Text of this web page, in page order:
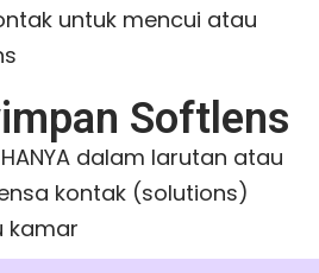
untuk mencui atau
Softlens
dalam larutan atau
kontak (solutions)
kamar